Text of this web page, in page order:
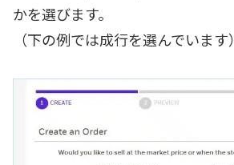
かを選びます。
（下の例では成行を選んでいます）